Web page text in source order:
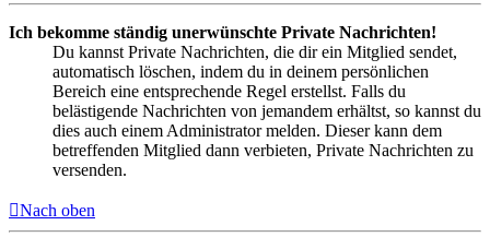
Ich bekomme ständig unerwünschte Private Nachrichten!
Du kannst Private Nachrichten, die dir ein Mitglied sendet,
automatisch löschen, indem du in deinem persönlichen
Bereich eine entsprechende Regel erstellst. Falls du
belästigende Nachrichten von jemandem erhältst, so kannst du
dies auch einem Administrator melden. Dieser kann dem
betreffenden Mitglied dann verbieten, Private Nachrichten zu
versenden.
Nach oben